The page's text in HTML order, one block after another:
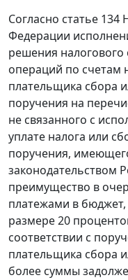
Согласно статье 134
Федерации
решения налогового
операций по счетам
плательщика сбора
поручения на
не связанного с
уплате налога или
поручения,
законодательством
преимущество в
платежами в
размере 20
соответствии с
плательщика сбора
более суммы